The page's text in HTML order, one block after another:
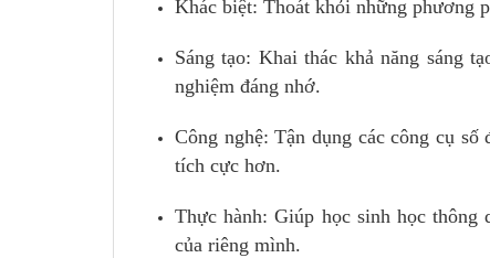
Khác biệt: Thoát khỏi những phương
Sáng tạo: Khai thác khả năng sáng
nghiệm đáng nhớ.
Công nghệ: Tận dụng các công cụ
tích cực hơn.
Thực hành: Giúp học sinh học thông
của riêng mình.